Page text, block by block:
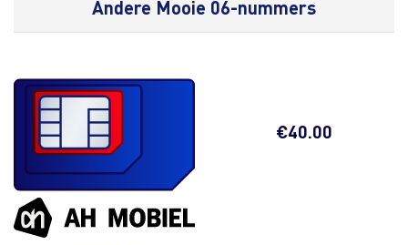
Andere Mooie 06-nummers
€40.00